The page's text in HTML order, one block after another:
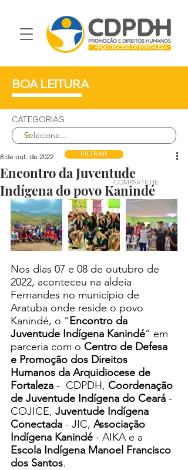
BOA LEITURA
Encontro da Juventude
Indígena do povo Kanindé
8 de out. de 2022
Nos dias 07 e 08 de outubro de
2022, aconteceu na aldeia
Fernandes no município de
Aratuba onde reside o povo
Kanindé, o “Encontro da
Juventude Indígena Kanindé” em
parceria com o Centro de Defesa
e Promoção dos Direitos
Humanos da Arquidiocese de
Fortaleza -  CDPDH, Coordenação
de Juventude Indígena do Ceará -
COJICE, Juventude Indígena
Conectada - JIC, Associação
Indígena Kanindé - AIKA e a
Escola Indígena Manoel Francisco
dos Santos.
COMPARTILHE
CATEGORIAS
FILTRAR